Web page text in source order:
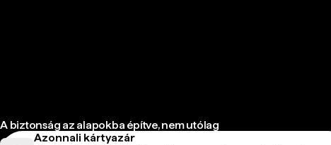
A biztonság az alapokba építve, nem utólag
Azonnali kártyazár